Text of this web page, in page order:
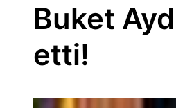
Buket
etti!